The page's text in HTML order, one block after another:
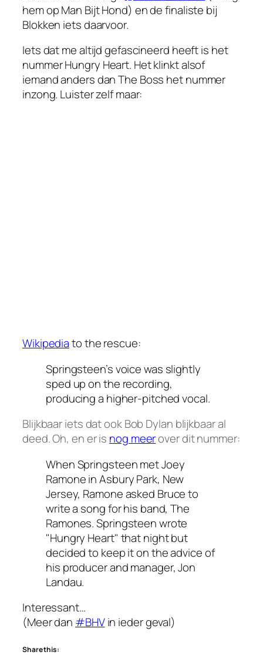
hem op Man Bijt Hond) en de finaliste bij
Blokken iets daarvoor.
Iets dat me altijd gefascineerd heeft is het
nummer Hungry Heart. Het klinkt alsof
iemand anders dan The Boss het nummer
inzong. Luister zelf maar:
Wikipediato the rescue:
Springsteen’s voice was slightly
sped up on the recording,
producing a higher-pitched vocal.
Blijkbaar iets dat ook Bob Dylan blijkbaar al
deed. Oh, en er is nog meerover dit nummer:
When Springsteen met Joey
Ramone in Asbury Park, New
Jersey, Ramone asked Bruce to
write a song for his band, The
Ramones. Springsteen wrote
"Hungry Heart" that night but
decided to keep it on the advice of
his producer and manager, Jon
Landau.
Interessant…
(Meer dan #BHVin ieder geval)
Share this: